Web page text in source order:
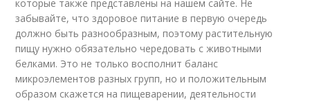
которые также представлены на нашем сайте. Не
забывайте, что здоровое питание в первую очередь
должно быть разнообразным, поэтому растительную
пищу нужно обязательно чередовать с животными
белками. Это не только восполнит баланс
микроэлементов разных групп, но и положительным
образом скажется на пищеварении, деятельности